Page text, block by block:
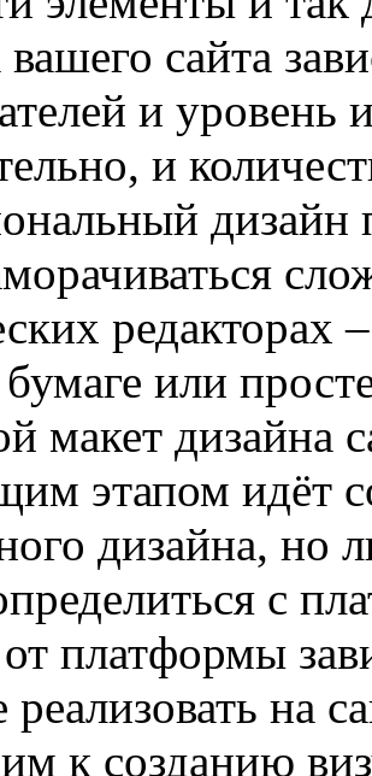
сайта
и уровень
и
дизайн
редакторах
или
макет дизайна
этапом идёт
дизайна, но
с
платформы
на
к созданию